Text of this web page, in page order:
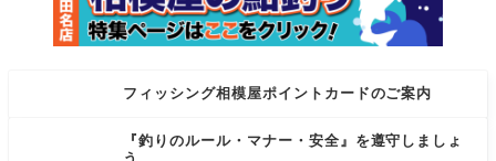
フィッシング相模屋ポイントカードのご案内
『釣りのルール・マナー・安全』を遵守しましょ